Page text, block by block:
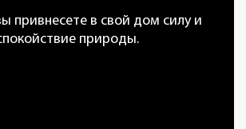
привнесете в свой дом силу и
природы.